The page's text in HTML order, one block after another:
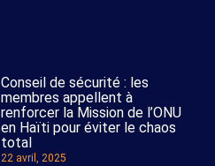
Conseil de sécurité : les
membres appellent à
renforcer la Mission de l’ONU
en Haïti pour éviter le chaos
total
22 avril, 2025